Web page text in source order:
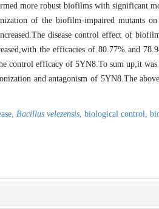
more robust biofilms with significant
of the biofilm-impaired mutants
disease control effect of
the efficacies of 80.77% and
control efficacy of 5YN8.To sum up,it
and antagonism of 5YN8.The
Bacillus velezensis, biological control,